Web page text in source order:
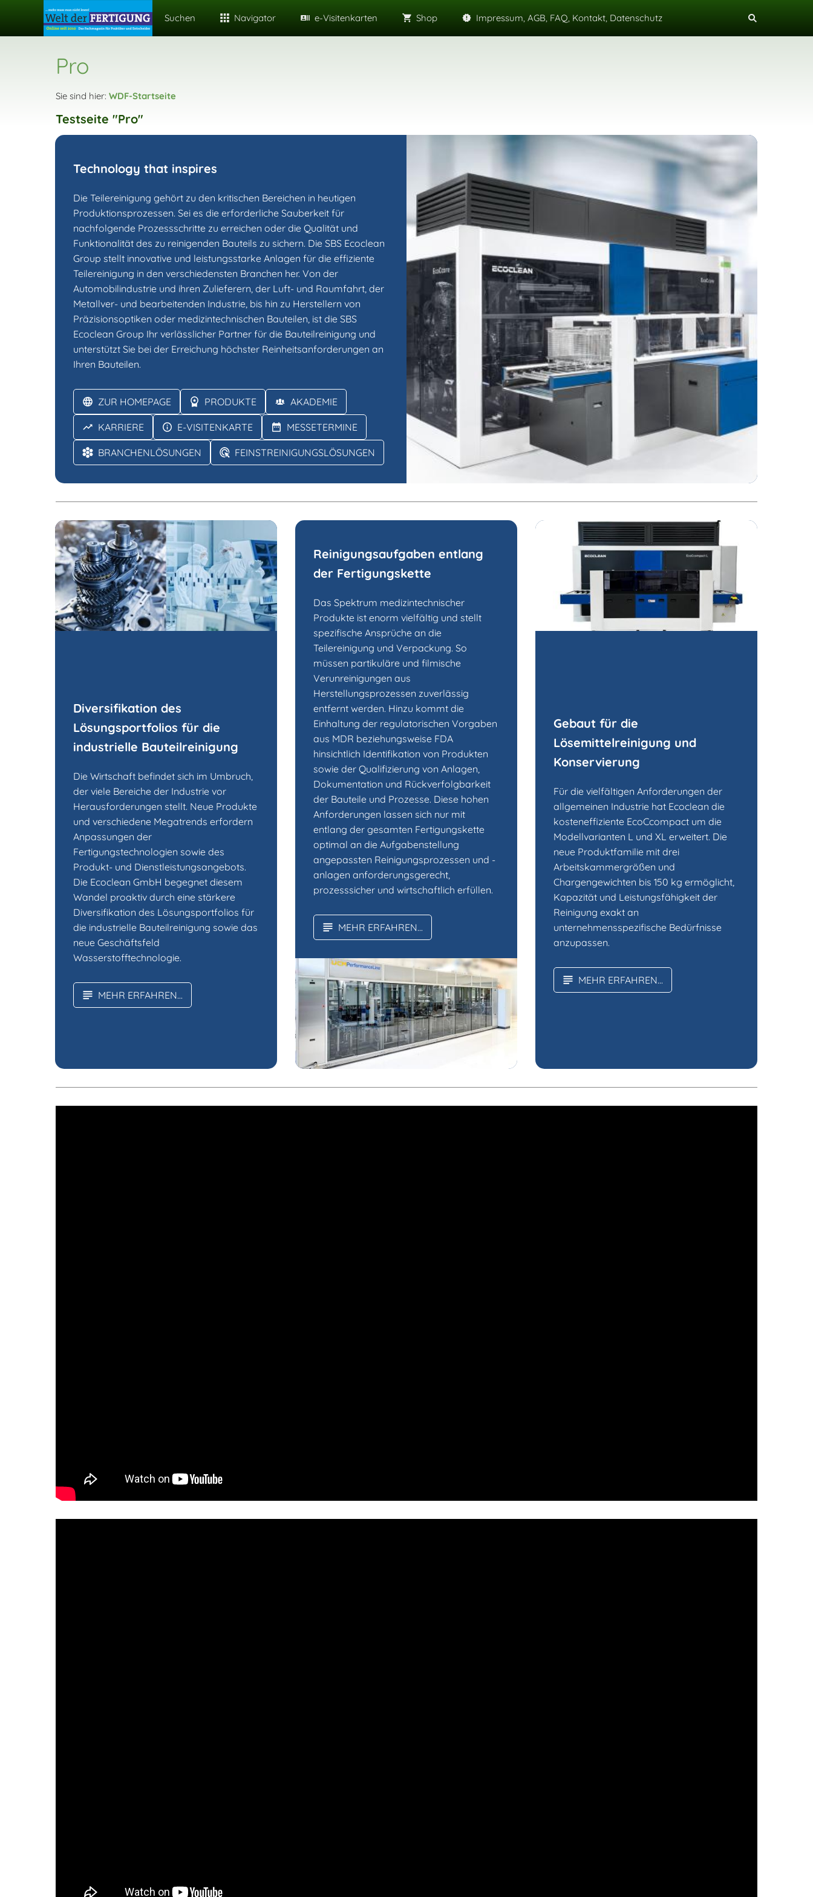
Suchen Navigator e-Visitenkarten Shop Impressum, AGB, FAQ, Kontakt, Datenschutz
Pro
Sie sind hier: WDF-Startseite
Testseite "Pro"
Technology that inspires
Die Teilereinigung gehört zu den kritischen Bereichen in heutigen
Produktionsprozessen. Sei es die erforderliche Sauberkeit für
nachfolgende Prozessschritte zu erreichen oder die Qualität und
Funktionalität des zu reinigenden Bauteils zu sichern. Die SBS Ecoclean
Group stellt innovative und leistungsstarke Anlagen für die effiziente
Teilereinigung in den verschiedensten Branchen her. Von der
Automobilindustrie und ihren Zulieferern, der Luft- und Raumfahrt, der
Metallver- und bearbeitenden Industrie, bis hin zu Herstellern von
Präzisionsoptiken oder medizintechnischen Bauteilen, ist die SBS
Ecoclean Group Ihr verlässlicher Partner für die Bauteilreinigung und
unterstützt Sie bei der Erreichung höchster Reinheitsanforderungen an
Ihren Bauteilen.
ZUR HOMEPAGE PRODUKTE AKADEMIE
KARRIERE E-VISITENKARTE MESSETERMINE
BRANCHENLÖSUNGEN FEINSTREINIGUNGSLÖSUNGEN
Diversifikation des
Lösungsportfolios für die
industrielle Bauteilreinigung
Die Wirtschaft befindet sich im Umbruch,
der viele Bereiche der Industrie vor
Herausforderungen stellt. Neue Produkte
und verschiedene Megatrends erfordern
Anpassungen der
Fertigungstechnologien sowie des
Produkt- und Dienstleistungsangebots.
Die Ecoclean GmbH begegnet diesem
Wandel proaktiv durch eine stärkere
Diversifikation des Lösungsportfolios für
die industrielle Bauteilreinigung sowie das
neue Geschäftsfeld
Wasserstofftechnologie.
MEHR ERFAHREN...
Reinigungsaufgaben entlang
der Fertigungskette
Das Spektrum medizintechnischer
Produkte ist enorm vielfältig und stellt
spezifische Ansprüche an die
Teilereinigung und Verpackung. So
müssen partikuläre und filmische
Verunreinigungen aus
Herstellungsprozessen zuverlässig
entfernt werden. Hinzu kommt die
Einhaltung der regulatorischen Vorgaben
aus MDR beziehungsweise FDA
hinsichtlich Identifikation von Produkten
sowie der Qualifizierung von Anlagen,
Dokumentation und Rückverfolgbarkeit
der Bauteile und Prozesse. Diese hohen
Anforderungen lassen sich nur mit
entlang der gesamten Fertigungskette
optimal an die Aufgabenstellung
angepassten Reinigungsprozessen und -
anlagen anforderungsgerecht,
prozesssicher und wirtschaftlich erfüllen.
MEHR ERFAHREN...
Gebaut für die
Lösemittelreinigung und
Konservierung
Für die vielfältigen Anforderungen der
allgemeinen Industrie hat Ecoclean die
kosteneffiziente EcoCcompact um die
Modellvarianten L und XL erweitert. Die
neue Produktfamilie mit drei
Arbeitskammergrößen und
Chargengewichten bis 150 kg ermöglicht,
Kapazität und Leistungsfähigkeit der
Reinigung exakt an
unternehmensspezifische Bedürfnisse
anzupassen.
MEHR ERFAHREN...